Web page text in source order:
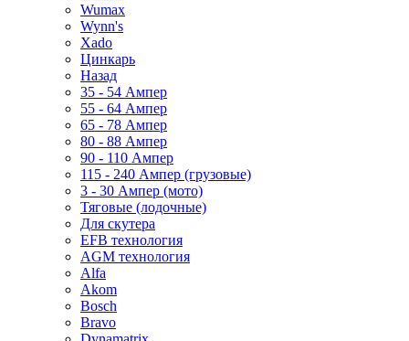
Wumax
Wynn's
Xado
Цинкарь
Назад
35 - 54 Ампер
55 - 64 Ампер
65 - 78 Ампер
80 - 88 Ампер
90 - 110 Ампер
115 - 240 Ампер (грузовые)
3 - 30 Ампер (мото)
Тяговые (лодочные)
Для скутера
EFB технология
AGM технология
Alfa
Akom
Bosch
Bravo